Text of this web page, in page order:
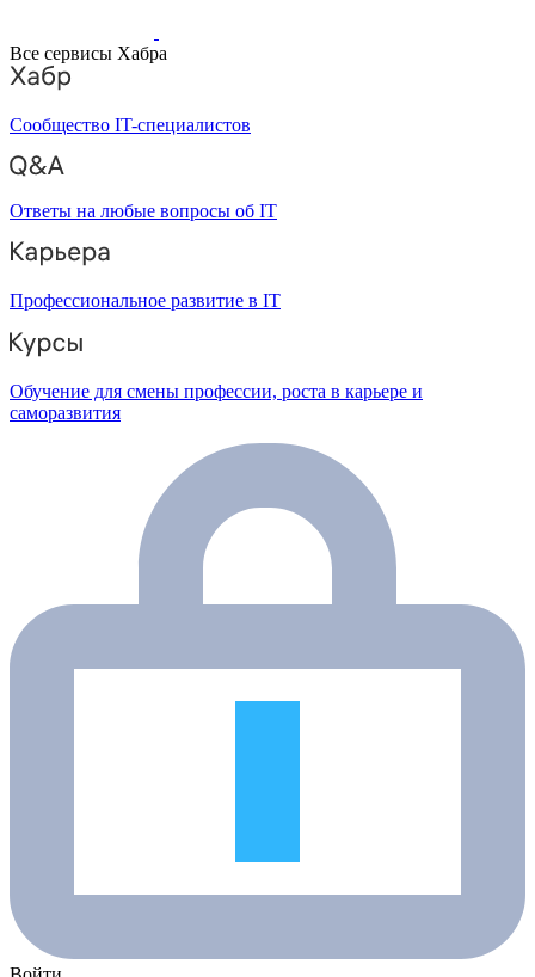
Все сервисы Хабра
Сообщество IT-специалистов
Ответы на любые вопросы об IT
Профессиональное развитие в IT
Обучение для смены профессии, роста в карьере и
саморазвития